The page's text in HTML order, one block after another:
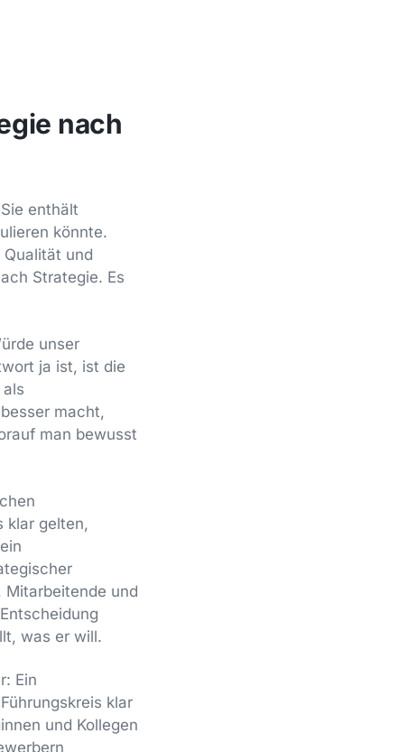
nach
enthält
könnte.
Qualität und
Strategie. Es
unser
ja ist, ist die
macht,
man bewusst
klar gelten,
Mitarbeitende und
was er will.
Ein
klar
und Kollegen